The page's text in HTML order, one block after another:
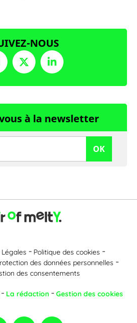
NOUS
à la newsletter
OK
Politique des cookies
des données personnelles
des consentements
La rédaction Gestion des cookies